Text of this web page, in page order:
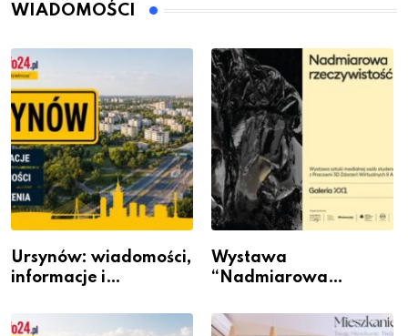
WIADOMOŚCI
Ursynów: wiadomości,
informacje i
Wystawa
“Nadmiarowa
Galerii XX1